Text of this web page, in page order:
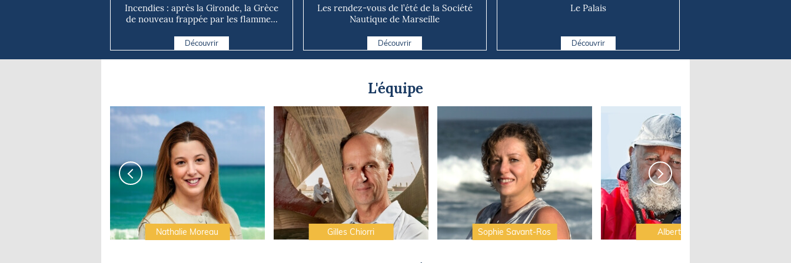
Incendies : après la Gironde, la Grèce
de nouveau frappée par les flamme...
Découvrir
Les rendez-vous de l’été de la Société
Nautique de Marseille
Découvrir
Le Palais
Découvrir
L'équipe
Nathalie Moreau Gilles Chiorri Sophie Savant-Ros Albert Brel